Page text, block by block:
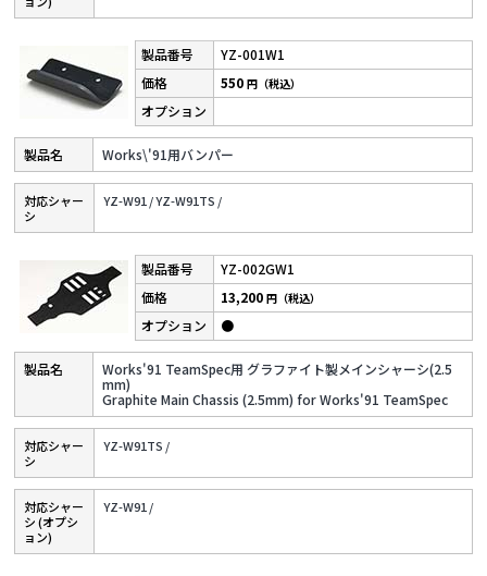
YZ-001W1
Works\'91用バンパー
550円（税込）
対応シャー
シ
YZ-W91 /YZ-W91TS /
YZ-002GW1
Works'91 TeamSpec用 グラファイト製メインシャーシ(2.5
mm)
Graphite Main Chassis (2.5mm) for Works'91 TeamSpec
13,200円（税込）
●
対応シャー
シ
YZ-W91TS /
対応シャー
シ (オプシ
ョン)
YZ-W91 /